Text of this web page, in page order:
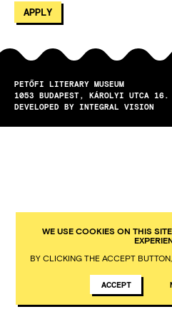
PETŐFI LITERARY MUSEUM
1053
BUDAPEST
KÁROLYI UTCA 16.
DEVELOPED BY INTEGRAL VISION
WE USE COOKIES ON THIS
BY CLICKING THE ACCEPT
ACCEPT